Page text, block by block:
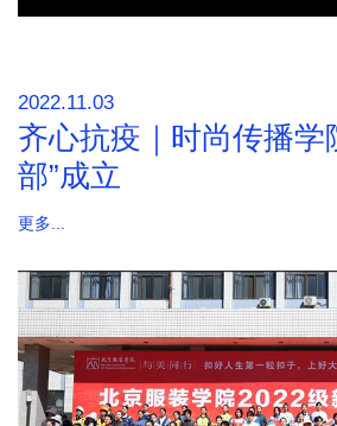
2022.11.03
齐心抗疫｜时尚传播学
部”成立
更多...